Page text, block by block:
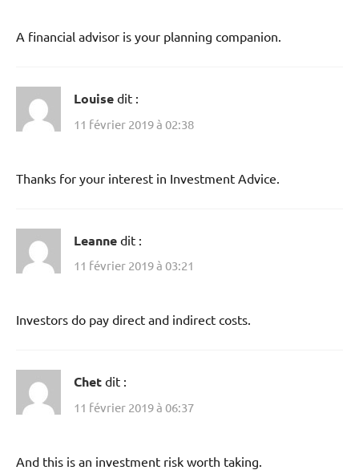
A financial advisor is your planning companion.
Louise dit :
11 février 2019 à 02:38
Thanks for your interest in Investment Advice.
Leanne dit :
11 février 2019 à 03:21
Investors do pay direct and indirect costs.
Chet dit :
11 février 2019 à 06:37
And this is an investment risk worth taking.